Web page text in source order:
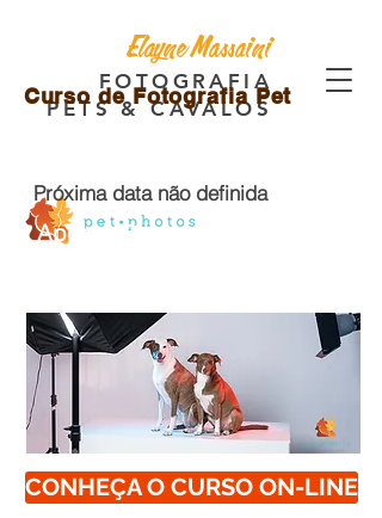
Elayne Massaini
FOTOGRAFIA
PETS & CAVALOS
Curso de Fotografia Pet
Próxima data não definida
Apenas 6 vagas
CONHEÇA O CURSO ON-LINE